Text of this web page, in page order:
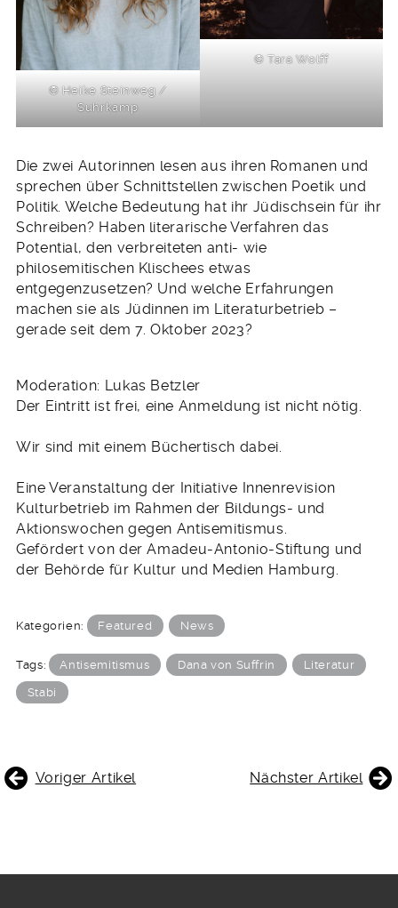
© Heike Steinweg /
Suhrkamp
© Tara Wolff
Die zwei Autorinnen lesen aus ihren Romanen und
sprechen über Schnittstellen zwischen Poetik und
Politik. Welche Bedeutung hat ihr Jüdischsein für ihr
Schreiben? Haben literarische Verfahren das
Potential, den verbreiteten anti- wie
philosemitischen Klischees etwas
entgegenzusetzen? Und welche Erfahrungen
machen sie als Jüdinnen im Literaturbetrieb –
gerade seit dem 7. Oktober 2023?
Moderation: Lukas Betzler
Der Eintritt ist frei, eine Anmeldung ist nicht nötig.
Wir sind mit einem Büchertisch dabei.
Eine Veranstaltung der Initiative Innenrevision
Kulturbetrieb im Rahmen der Bildungs- und
Aktionswochen gegen Antisemitismus.
Gefördert von der Amadeu-Antonio-Stiftung und
der Behörde für Kultur und Medien Hamburg.
Kategorien: Featured News
Tags: Antisemitismus Dana von Suffrin Literatur
Stabi
BEITRAGSNAVIGATION
Voriger Artikel Nächster Artikel